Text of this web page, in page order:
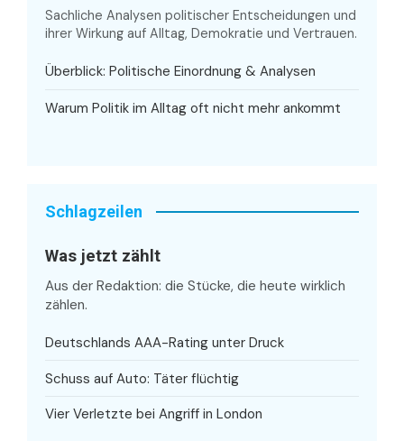
Sachliche Analysen politischer Entscheidungen und
ihrer Wirkung auf Alltag, Demokratie und Vertrauen.
Überblick: Politische Einordnung & Analysen
Warum Politik im Alltag oft nicht mehr ankommt
Schlagzeilen
Was jetzt zählt
Aus der Redaktion: die Stücke, die heute wirklich
zählen.
Deutschlands AAA-Rating unter Druck
Schuss auf Auto: Täter flüchtig
Vier Verletzte bei Angriff in London